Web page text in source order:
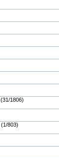
(31/1806)
(1/803)